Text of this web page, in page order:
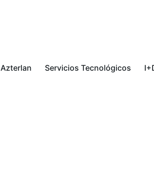
Servicios Tecnológicos